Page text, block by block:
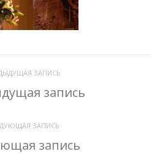
ЗАПИСЬ
запись
ЗАПИСЬ
запись